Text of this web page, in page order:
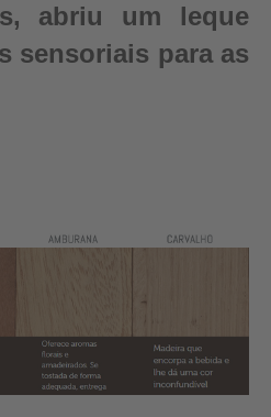
abriu um leque
sensoriais para as